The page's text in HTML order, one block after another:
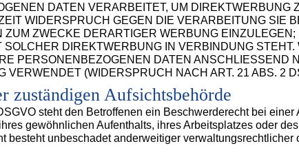
DATEN VERARBEITET, UM DIREKTWERBUNG
WIDERSPRUCH GEGEN DIE VERARBEITUNG SIE
ZWECKE DERARTIGER WERBUNG EINZULEGEN;
SOLCHER DIREKTWERBUNG IN VERBINDUNG STEHT.
PERSONENBEZOGENEN DATEN ANSCHLIESSEND
VERWENDET (WIDERSPRUCH NACH ART. 21 ABS. 2
zuständigen Aufsichtsbehörde
steht den Betroffenen ein Beschwerderecht bei einer
gewöhnlichen Aufenthalts, ihres Arbeitsplatzes oder
besteht unbeschadet anderweitiger verwaltungsrechtlicher